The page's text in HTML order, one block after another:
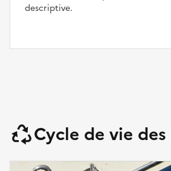
descriptive.
Cycle de vie